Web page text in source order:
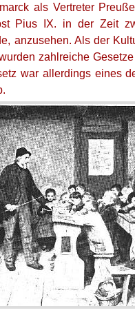
als Vertreter
Pius IX. in der Zeit
anzusehen. Als der
zahlreiche
war allerdings eines